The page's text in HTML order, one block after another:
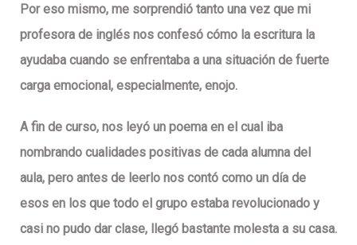
Por eso mismo, me sorprendió tanto una vez que mi
profesora de inglés nos confesó cómo la escritura la
ayudaba cuando se enfrentaba a una situación de fuerte
carga emocional, especialmente, enojo.
A fin de curso, nos leyó un poema en el cual iba
nombrando cualidades positivas de cada alumna del
aula, pero antes de leerlo nos contó como un día de
esos en los que todo el grupo estaba revolucionado y
casi no pudo dar clase, llegó bastante molesta a su casa.